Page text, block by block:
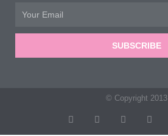
SUBSCRIBE
© Copyright 2013
T F D Y